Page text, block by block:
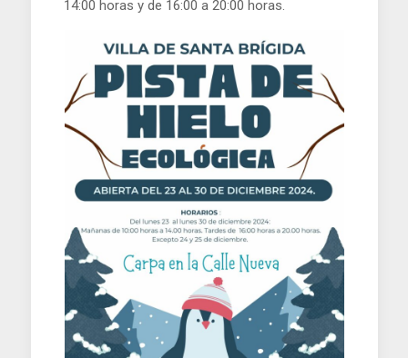
14:00 horas y de 16:00 a 20:00 horas.